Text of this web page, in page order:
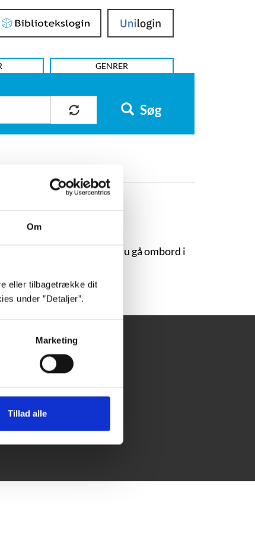
Om
eller tilbagetrække dit
under ”Detaljer”.
Marketing
Tillad alle
Bibliotekslogin UniLogin
GENRER
Søg
virkelighed? Så kan du gå ombord i
kundeservice